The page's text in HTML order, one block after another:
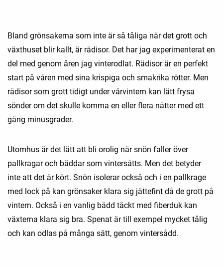
Bland grönsakerna som inte är så tåliga när det grott och
växthuset blir kallt, är rädisor. Det har jag experimenterat en
del med genom åren jag vinterodlat. Rädisor är en perfekt
start på våren med sina krispiga och smakrika rötter. Men
rädisor som grott tidigt under vårvintern kan lätt frysa
sönder om det skulle komma en eller flera nätter med ett
gäng minusgrader.
Utomhus är det lätt att bli orolig när snön faller över
pallkragar och bäddar som vintersåtts. Men det betyder
inte att det är kört. Snön isolerar också och i en pallkrage
med lock på kan grönsaker klara sig jättefint då de grott på
vintern. Också i en vanlig bädd täckt med fiberduk kan
växterna klara sig bra. Spenat är till exempel mycket tålig
och kan odlas på många sätt, genom vintersådd.